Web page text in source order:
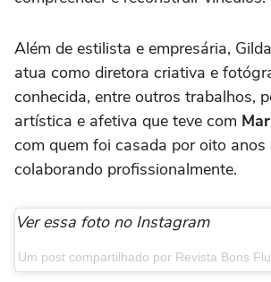
Além de estilista e empresária,
atua como diretora criativa e
conhecida, entre outros trabalhos,
artística e afetiva que teve com
com quem foi casada por oito anos
colaborando profissionalmente.
Ver essa foto no Instagram
Um post compartilhado por Revista Bons